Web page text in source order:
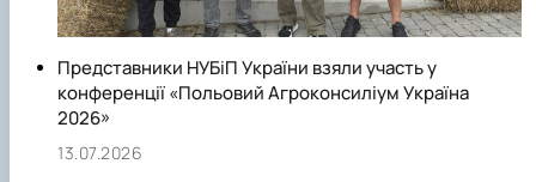
Представники НУБіП України взяли участь у
конференції «Польовий Агроконсиліум Україна
2026»
13.07.2026